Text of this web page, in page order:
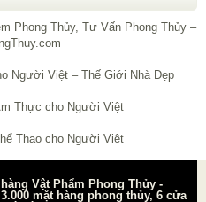
Vật Phẩm Phong Thủy -
mặt hàng phong thủy, 6 cửa